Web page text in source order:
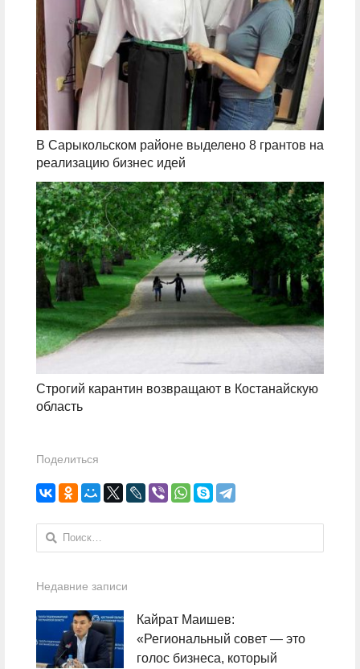
В Сарыкольском районе выделено 8 грантов на
реализацию бизнес идей
Строгий карантин возвращают в Костанайскую
область
Поделиться
Найти:
Недавние записи
Кайрат Маишев:
«Региональный совет — это
голос бизнеса, который